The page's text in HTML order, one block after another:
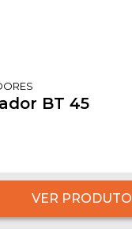
BT 45
VER PRODUTO